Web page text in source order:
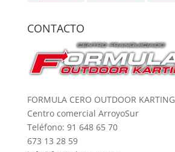
CONTACTO
FORMULA CERO OUTDOOR KARTING
Centro comercial ArroyoSur
Teléfono: 91 648 65 70
673 13 28 59